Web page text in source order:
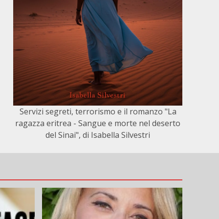
Servizi segreti, terrorismo e il romanzo "La
ragazza eritrea - Sangue e morte nel deserto
del Sinai", di Isabella Silvestri